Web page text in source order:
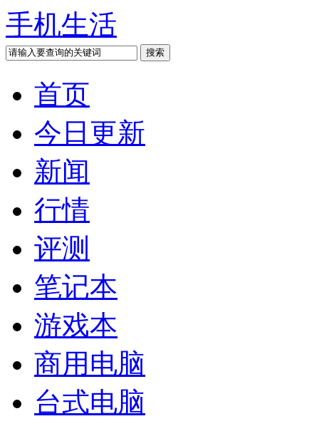
手机生活
首页
今日更新
新闻
行情
评测
笔记本
游戏本
商用电脑
台式电脑